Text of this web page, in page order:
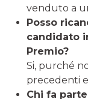
venduto a
Posso
candidato
Premio?
Si, purché
precedenti
Chi fa